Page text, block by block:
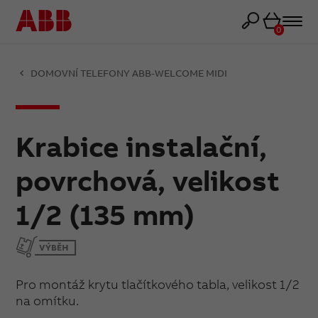
Košík
0
DOMOVNÍ TELEFONY ABB-WELCOME MIDI
Krabice instalační,
povrchová, velikost
1/2 (135 mm)
Pro montáž krytu tlačítkového tabla, velikost 1/2
na omítku.